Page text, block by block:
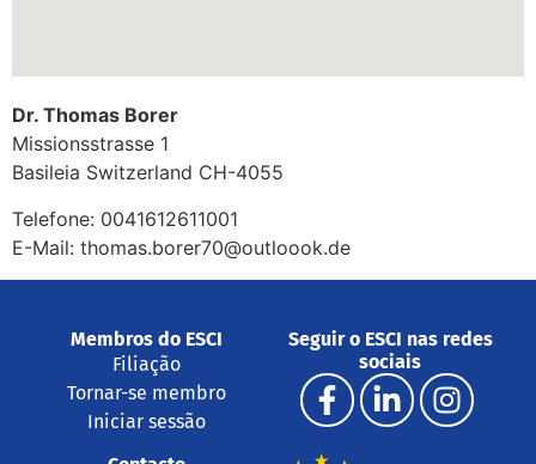
Dr. Thomas Borer
Missionsstrasse 1
Basileia Switzerland CH-4055
Telefone: 0041612611001
E-Mail: thomas.borer70@outloook.de
Membros do ESCI
Filiação
Tornar-se membro
Iniciar sessão
Seguir o ESCI nas redes
sociais